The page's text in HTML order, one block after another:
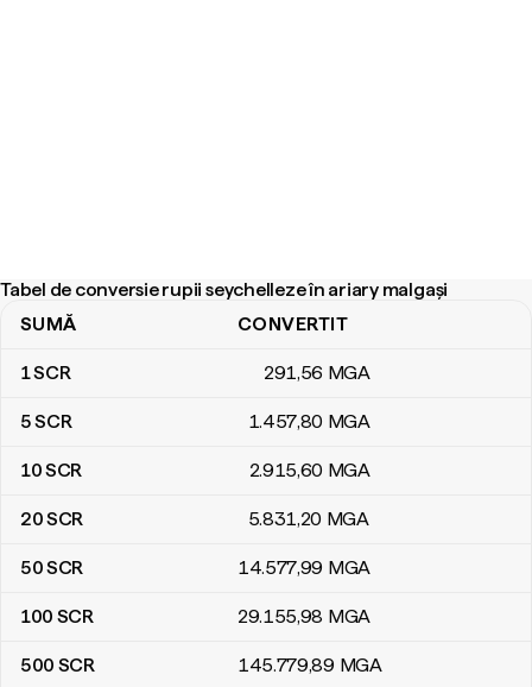
Tabel de conversie rupii seychelleze în ariary malgași
Tabel de conversie rupii seychelleze în ariary malgași
SUMĂ CONVERTIT
1SCR 291,56 MGA
5SCR 1.457,80 MGA
10SCR 2.915,60 MGA
20SCR 5.831,20 MGA
50SCR 14.577,99 MGA
100 SCR 29.155,98 MGA
500 SCR 145.779,89 MGA